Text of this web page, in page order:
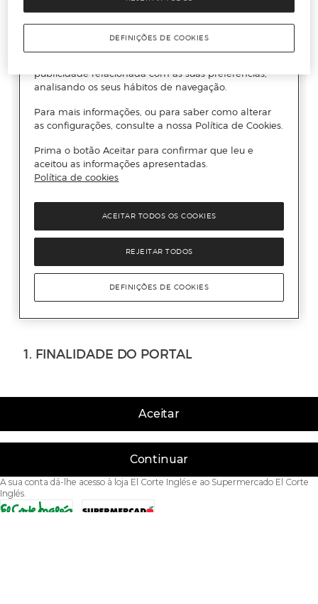
Aceitar
Continuar
A sua conta dá-lhe acesso à loja El Corte Inglés e ao Supermercado El Corte
Inglés.
DEFINIÇÕES DE COOKIES